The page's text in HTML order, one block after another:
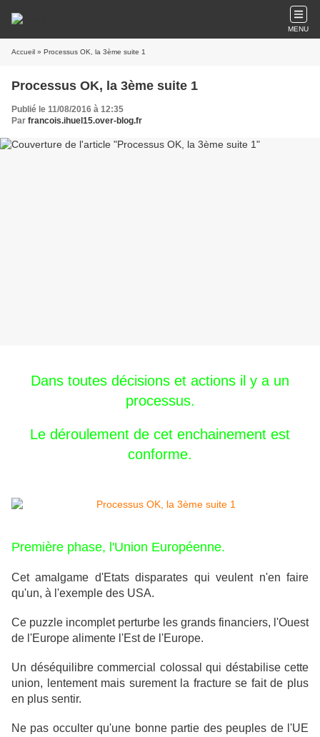
MENU
Accueil » Processus OK, la 3ème suite 1
Processus OK, la 3ème suite 1
Publié le 11/08/2016 à 12:35
Par francois.ihuel15.over-blog.fr
Dans toutes décisions et actions il y a un
processus.
Le déroulement de cet enchainement est
conforme.
Première phase, l'Union Européenne.
Cet amalgame d'Etats disparates qui veulent n'en faire
qu'un, à l'exemple des USA.
Ce puzzle incomplet perturbe les grands financiers, l'Ouest
de l'Europe alimente l'Est de l'Europe.
Un déséquilibre commercial colossal qui déstabilise cette
union, lentement mais surement la fracture se fait de plus
en plus sentir.
Ne pas occulter qu'une bonne partie des peuples de l'UE